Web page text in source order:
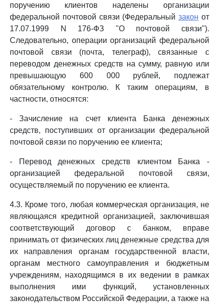
поручению клиентов наделены организации
федеральной почтовой связи (Федеральныйзакон от
17.07.1999 N 176-ФЗ "О почтовой связи").
Следовательно, операции организаций федеральной
почтовой связи (почта, телеграф), связанные с
переводом денежных средств на сумму, равную или
превышающую 600 000 рублей, подлежат
обязательному контролю. К таким операциям, в
частности, относятся:
- Зачисление на счет клиента Банка денежных
средств, поступивших от организации федеральной
почтовой связи по поручению ее клиента;
- Перевод денежных средств клиентом Банка -
организацией федеральной почтовой связи,
осуществляемый по поручению ее клиента.
4.3. Кроме того, любая коммерческая организация, не
являющаяся кредитной организацией, заключившая
соответствующий договор с банком, вправе
принимать от физических лиц денежные средства для
их направления органам государственной власти,
органам местного самоуправления и бюджетным
учреждениям, находящимся в их ведении в рамках
выполнения ими функций, установленных
законодательством Российской Федерации, а также на